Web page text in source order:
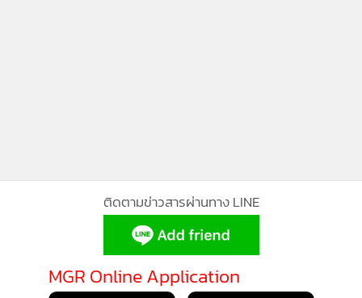
ติดตามข่าวสารผ่านทาง LINE
MGR Online Application